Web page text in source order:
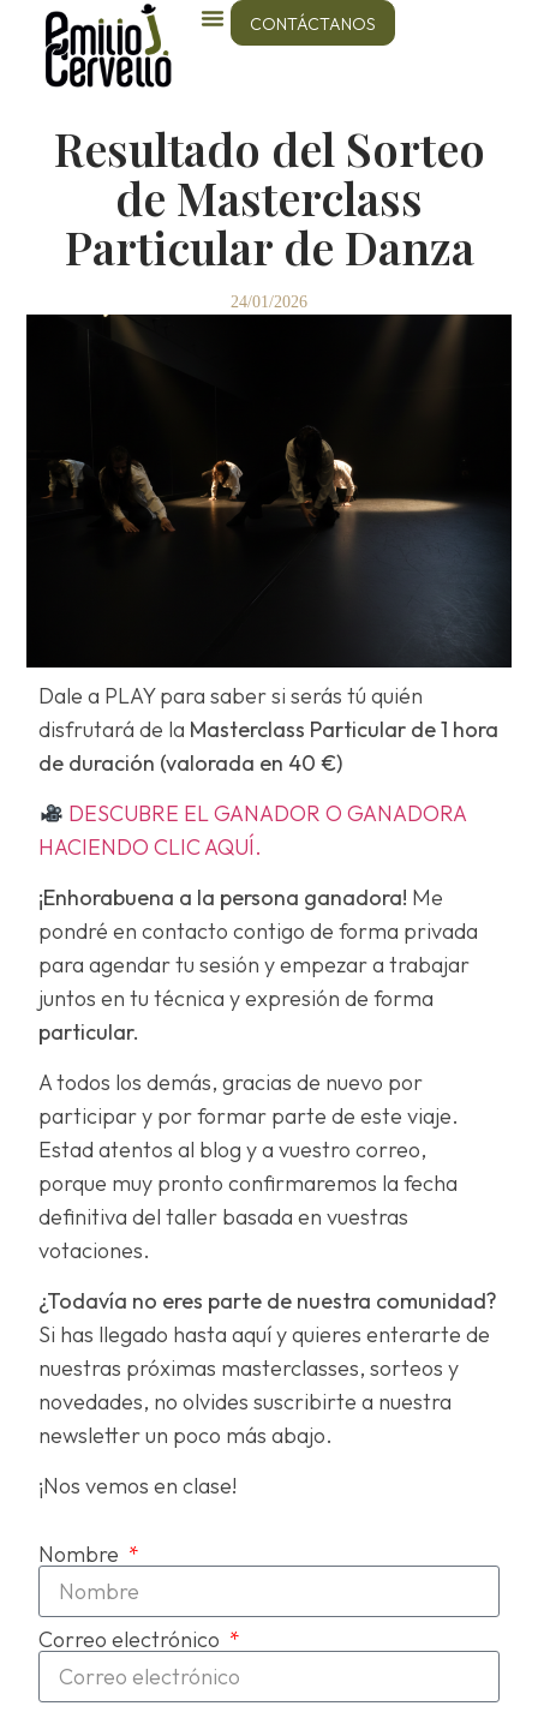
CONTÁCTANOS
Resultado del Sorteo
de Masterclass
Particular de Danza
24/01/2026
Dale a PLAY para saber si serás tú quién
disfrutará de la Masterclass Particular de 1 hora
de duración (valorada en 40 €)
DESCUBRE EL GANADOR O GANADORA
HACIENDO CLIC AQUÍ.
¡Enhorabuena a la persona ganadora! Me
pondré en contacto contigo de forma privada
para agendar tu sesión y empezar a trabajar
juntos en tu técnica y expresión de forma
particular.
A todos los demás, gracias de nuevo por
participar y por formar parte de este viaje.
Estad atentos al blog y a vuestro correo,
porque muy pronto confirmaremos la fecha
definitiva del taller basada en vuestras
votaciones.
¿Todavía no eres parte de nuestra comunidad?
Si has llegado hasta aquí y quieres enterarte de
nuestras próximas masterclasses, sorteos y
novedades, no olvides suscribirte a nuestra
newsletter un poco más abajo.
¡Nos vemos en clase!
Nombre
Correo electrónico